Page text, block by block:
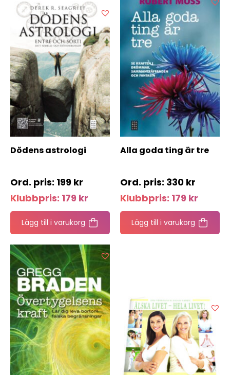
Dödens astrologi
199 kr
Klubbpris: 179 kr
Lägg till i varukorg
Alla goda ting är tre
330 kr
Klubbpris: 179 kr
Lägg till i varukorg